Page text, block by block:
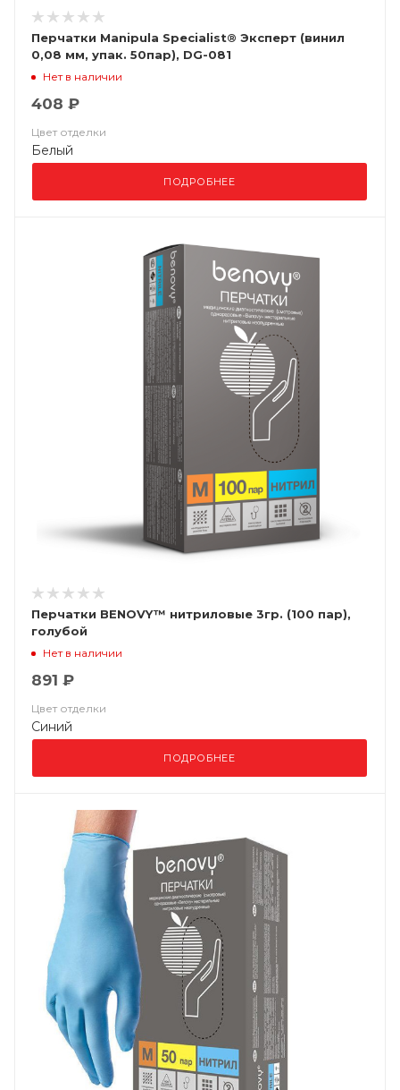
Перчатки Manipula Specialist® Эксперт (винил
0,08 мм, упак. 50пар), DG-081
Нет в наличии
408 ₽
Цвет отделки
Белый
ПОДРОБНЕЕ
Перчатки BENOVY™ нитриловые 3гр. (100 пар),
голубой
Нет в наличии
891 ₽
Цвет отделки
Синий
ПОДРОБНЕЕ